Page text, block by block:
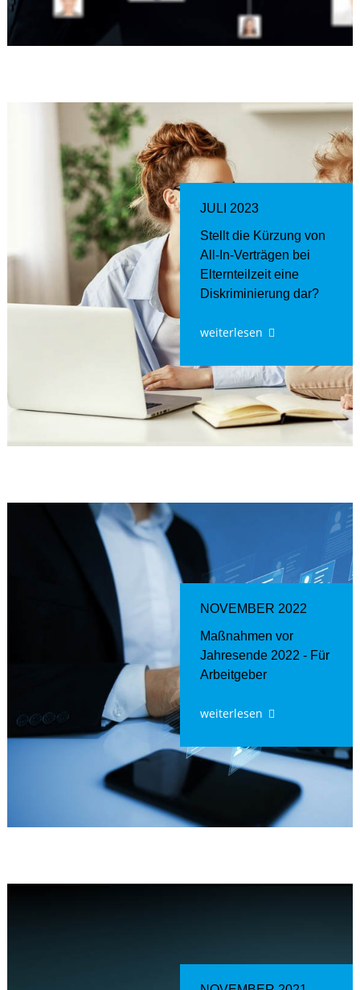
JULI 2023
Stellt die Kürzung von
All-In-Verträgen bei
Elternteilzeit eine
Diskriminierung dar?
weiterlesen
NOVEMBER 2022
Maßnahmen vor
Jahresende 2022 - Für
Arbeitgeber
weiterlesen